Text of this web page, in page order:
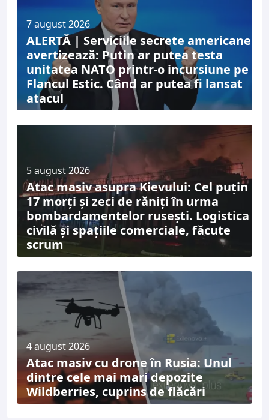
7 august 2026
ALERTĂ | Serviciile secrete americane
avertizează: Putin ar putea testa
unitatea NATO printr-o incursiune pe
Flancul Estic. Când ar putea fi lansat
atacul
5 august 2026
Atac masiv asupra Kievului: Cel puțin
17 morți și zeci de răniți în urma
bombardamentelor rusești. Logistica
civilă și spațiile comerciale, făcute
scrum
4 august 2026
Atac masiv cu drone în Rusia: Unul
dintre cele mai mari depozite
Wildberries, cuprins de flăcări